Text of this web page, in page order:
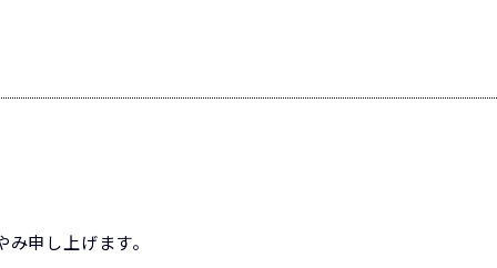
申し上げます。